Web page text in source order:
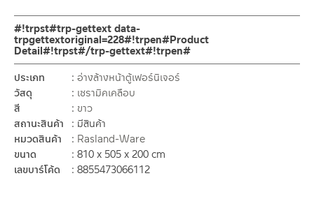
#!trpst#trp-gettext data-
trpgettextoriginal=228#!trpen#Product
Detail#!trpst#/trp-gettext#!trpen#
ประเภท
อ่างล้างหน้าตู้เฟอร์นิเจอร์
วัสดุ
เซรามิคเคลือบ
สี
ขาว
สถานะสินค้า
มีสินค้า
หมวดสินค้า
Rasland-Ware
ขนาด
810 x 505 x 200 cm
เลขบาร์โค้ด
8855473066112